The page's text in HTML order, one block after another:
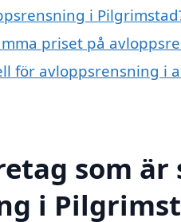
i
priset på
för avloppsrensning i
som är
i